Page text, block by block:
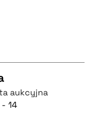
aukcyjna
14